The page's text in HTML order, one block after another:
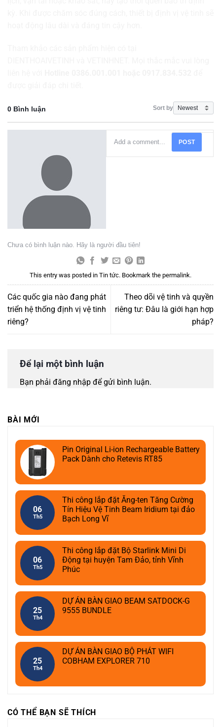
0 Bình luận Sort by
POST
Chưa có bình luận nào. Hãy là người đầu tiên!
This entry was posted in Tin tức. Bookmark the permalink.
Các quốc gia nào đang phát
triển hệ thống định vị vệ tinh
riêng?
Theo dõi vệ tinh và quyền
riêng tư: Đâu là giới hạn hợp
pháp?
Để lại một bình luận
Bạn phải đăng nhập để gửi bình luận.
BÀI MỚI
Pin Original Li-ion Rechargeable Battery
Pack Dành cho Retevis RT85
06
Th5
Thi công lắp đặt Ăng-ten Tăng Cường
Tín Hiệu Vệ Tinh Beam Iridium tại đảo
Bạch Long Vĩ
06
Th5
Thi công lắp đặt Bộ Starlink Mini Di
Động tại huyện Tam Đảo, tỉnh Vĩnh
Phúc
25
Th4
DỰ ÁN BÀN GIAO BEAM SATDOCK-G
9555 BUNDLE
25
Th4
DỰ ÁN BÀN GIAO BỘ PHÁT WIFI
COBHAM EXPLORER 710
CÓ THỂ BẠN SẼ THÍCH